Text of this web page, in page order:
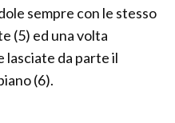
sempre con le stesso
(5) ed una volta
da parte il
(6).